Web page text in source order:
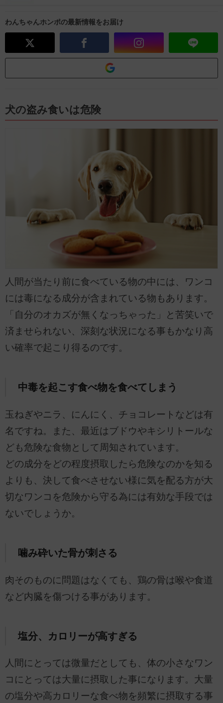
わんちゃんホンポの最新情報をお届け
犬の盗み食いは危険
人間が当たり前に食べている物の中には、ワンコ
には毒になる成分が含まれている物もあります。
「自分のオカズが無くなっちゃった」と苦笑いで
済ませられない、深刻な状況になる事もかなり高
い確率で起こり得るのです。
中毒を起こす食べ物を食べてしまう
玉ねぎやニラ、にんにく、チョコレートなどは有
名ですね。また、最近はブドウやキシリトールな
ども危険な食物として周知されています。
どの成分をどの程度摂取したら危険なのかを知る
よりも、決して食べさせない様に気を配る方が大
切なワンコを危険から守る為には有効な手段では
ないでしょうか。
噛み砕いた骨が刺さる
肉そのものに問題はなくても、鶏の骨は喉や食道
など内臓を傷つける事があります。
塩分、カロリーが高すぎる
人間にとっては微量だとしても、体の小さなワン
コにとっては大量に摂取した事になります。大量
の塩分や高カロリーな食べ物を頻繁に摂取する事